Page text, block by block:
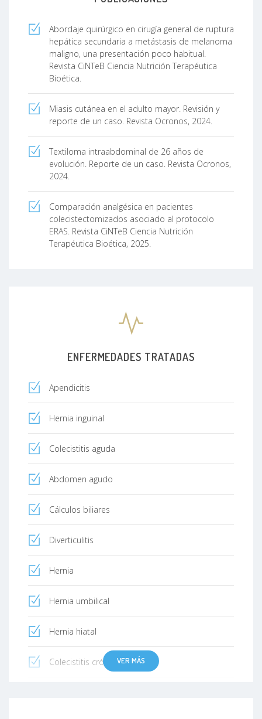
Abordaje quirúrgico en cirugía general de ruptura
hepática secundaria a metástasis de melanoma
maligno, una presentación poco habitual.
Revista CiNTeB Ciencia Nutrición Terapéutica
Bioética.
Miasis cutánea en el adulto mayor. Revisión y
reporte de un caso. Revista Ocronos, 2024.
Textiloma intraabdominal de 26 años de
evolución. Reporte de un caso. Revista Ocronos,
2024.
Comparación analgésica en pacientes
colecistectomizados asociado al protocolo
ERAS. Revista CiNTeB Ciencia Nutrición
Terapéutica Bioética, 2025.
ENFERMEDADES TRATADAS
Apendicitis
Hernia inguinal
Colecistitis aguda
Abdomen agudo
Cálculos biliares
Diverticulitis
Hernia
Hernia umbilical
Hernia hiatal
Colecistitis crónicaVER MÁS